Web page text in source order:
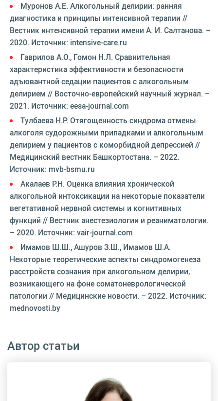
Муронов А.Е. Алкогольный делирии: ранняя
диагностика и принципы интенсивной терапии //
Вестник интенсивной терапии имени А. И. Салтанова. –
2020. Источник: intensive-care.ru
Гаврилов А.О., Гомон Н.Л. Сравнительная
характеристика эффективности и безопасности
адъювантной седации пациентов с алкогольным
делирием // Восточно-европейский научный журнал. –
2021. Источник: eesa-journal.com
Тулбаева Н.Р. Отягощенность синдрома отмены
алкоголя судорожными припадками и алкогольным
делирием у пациентов с коморбидной депрессией //
Медицинский вестник Башкортостана. – 2022.
Источник: mvb-bsmu.ru
Акалаев Р.Н. Оценка влияния хронической
алкогольной интоксикации на некоторые показатели
вегетативной нервной системы и когнитивных
функций // Вестник анестезиологии и реаниматологии.
– 2020. Источник: vair-journal.com
Имамов Ш.Ш., Ашуров З.Ш., Имамов Ш.А.
Некоторые теоретические аспекты синдромогенеза
расстройств сознания при алкогольном делирии,
возникающего на фоне соматоневрологической
патологии // Медицинские новости. – 2022. Источник:
mednovosti.by
Автор статьи